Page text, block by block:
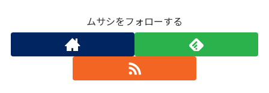
ムサシをフォローする